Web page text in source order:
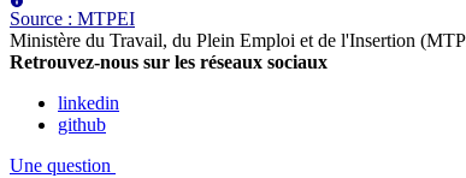
Source : MTPEI
Ministère du Travail, du Plein Emploi et de l'Insertion
Retrouvez-nous sur les réseaux sociaux
linkedin
github
Une question